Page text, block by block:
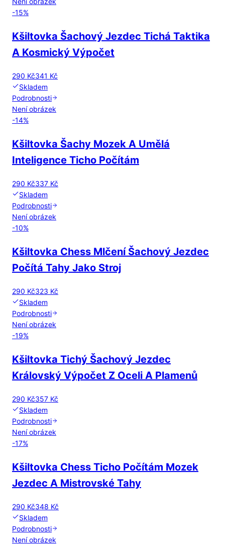
-15%
Kšiltovka Šachový Jezdec Tichá Taktika
A Kosmický Výpočet
290 Kč341 Kč
Skladem
Podrobnosti
Není obrázek
-14%
Kšiltovka Šachy Mozek A Umělá
Inteligence Ticho Počítám
290 Kč337 Kč
Skladem
Podrobnosti
Není obrázek
-10%
Kšiltovka Chess Mlčení Šachový Jezdec
Počítá Tahy Jako Stroj
290 Kč323 Kč
Skladem
Podrobnosti
Není obrázek
-19%
Kšiltovka Tichý Šachový Jezdec
Královský Výpočet Z Oceli A Plamenů
290 Kč357 Kč
Skladem
Podrobnosti
Není obrázek
-17%
Kšiltovka Chess Ticho Počítám Mozek
Jezdec A Mistrovské Tahy
290 Kč348 Kč
Skladem
Podrobnosti
Není obrázek